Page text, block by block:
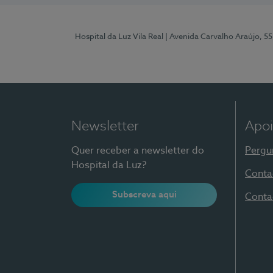
Hospital da Luz Vila Real | Avenida Carvalho Araújo,
Newsletter
Quer receber a newsletter do
Hospital da Luz?
Subscreva aqui